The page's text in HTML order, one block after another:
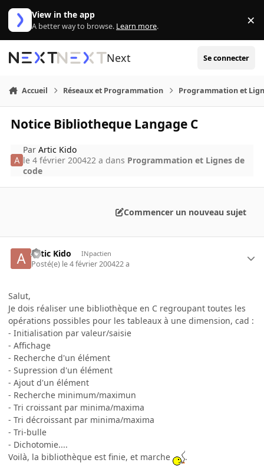
Aller au contenu
View in the app
A better way to browse. Learn more. ×
Next Se connecter
Accueil Réseaux et Programmation Programmation et
Notice Bibliotheque Langage C
ParArtic Kido
le 4 février 200422 a dans Programmation et Lignes de
code
Commencer un nouveau sujet
Artic Kido INpactien
Posté(e) le 4 février 200422 a
Salut,
Je dois réaliser une bibliothèque en C regroupant toutes les
opérations possibles pour les tableaux à une dimension, cad :
- Initialisation par valeur/saisie
- Affichage
- Recherche d'un élément
- Supression d'un élément
- Ajout d'un élément
- Recherche minimum/maximun
- Tri croissant par minima/maxima
- Tri décroissant par minima/maxima
- Tri-bulle
- Dichotomie....
Voilà, la bibliothèque est finie, et marche
.